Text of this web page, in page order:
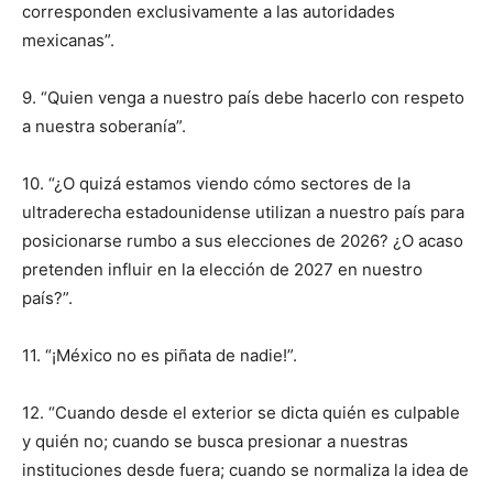
corresponden exclusivamente a las autoridades
mexicanas”.
9. “Quien venga a nuestro país debe hacerlo con respeto
a nuestra soberanía”.
10. “¿O quizá estamos viendo cómo sectores de la
ultraderecha estadounidense utilizan a nuestro país para
posicionarse rumbo a sus elecciones de 2026? ¿O acaso
pretenden influir en la elección de 2027 en nuestro
país?”.
11. “¡México no es piñata de nadie!”.
12. “Cuando desde el exterior se dicta quién es culpable
y quién no; cuando se busca presionar a nuestras
instituciones desde fuera; cuando se normaliza la idea de